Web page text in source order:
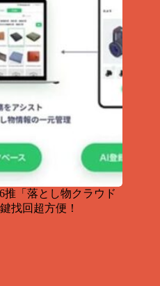
推「落とし物クラウド
找回超方便！